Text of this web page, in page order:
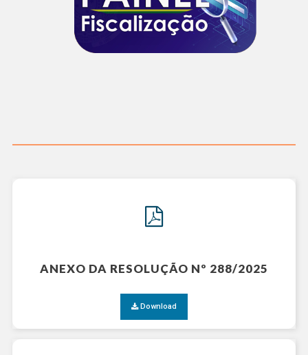
ANEXO DA RESOLUÇÃO Nº 288/2025
Download